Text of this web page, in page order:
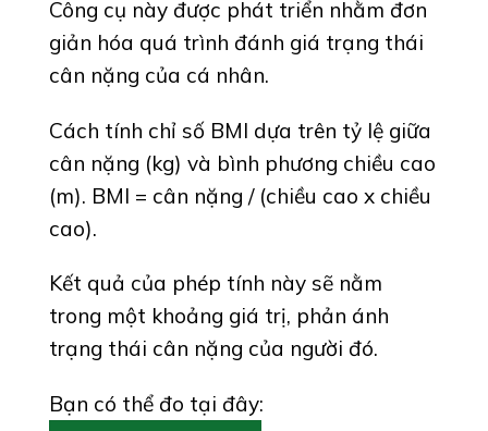
Công cụ này được phát triển nhằm đơn
giản hóa quá trình đánh giá trạng thái
cân nặng của cá nhân.
Cách tính chỉ số BMI dựa trên tỷ lệ giữa
cân nặng (kg) và bình phương chiều cao
(m). BMI = cân nặng / (chiều cao x chiều
cao).
Kết quả của phép tính này sẽ nằm
trong một khoảng giá trị, phản ánh
trạng thái cân nặng của người đó.
Bạn có thể đo tại đây: